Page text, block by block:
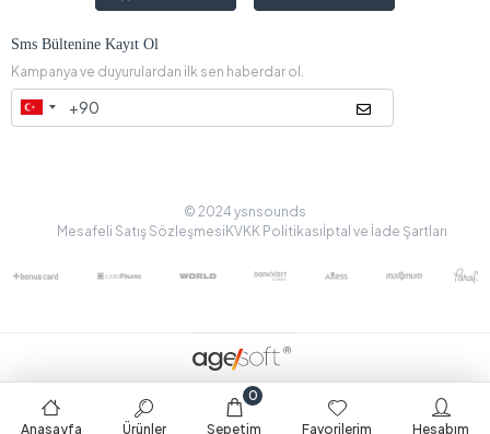
Sms Bültenine Kayıt Ol
Kampanya ve duyurulardan ilk sen haberdar ol.
© 2024 ysnsounds
Mesafeli Satış Sözleşmesi KVKK Politikasıİptal ve İade Şartları
Anasayfa Ürünler Sepetim
0
Favorilerim Hesabım